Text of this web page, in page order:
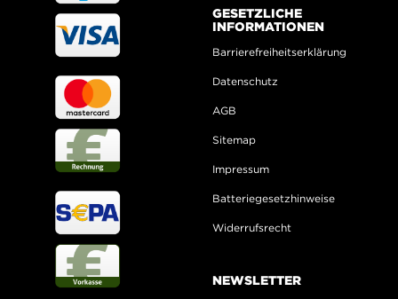
GESETZLICHE
INFORMATIONEN
Barrierefreiheitserklärung
Datenschutz
AGB
Sitemap
Impressum
Batteriegesetzhinweise
Widerrufsrecht
NEWSLETTER